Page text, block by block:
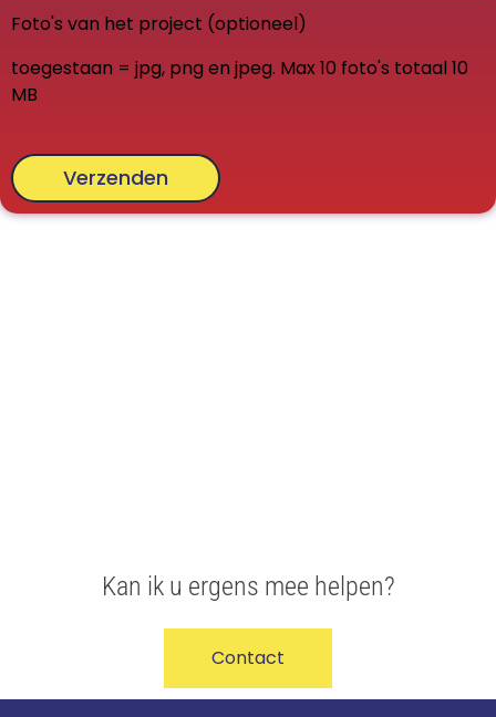
Foto's van het project (optioneel)
toegestaan = jpg, png en jpeg. Max 10 foto's totaal 10
MB
Kan ik u ergens mee helpen?
Contact